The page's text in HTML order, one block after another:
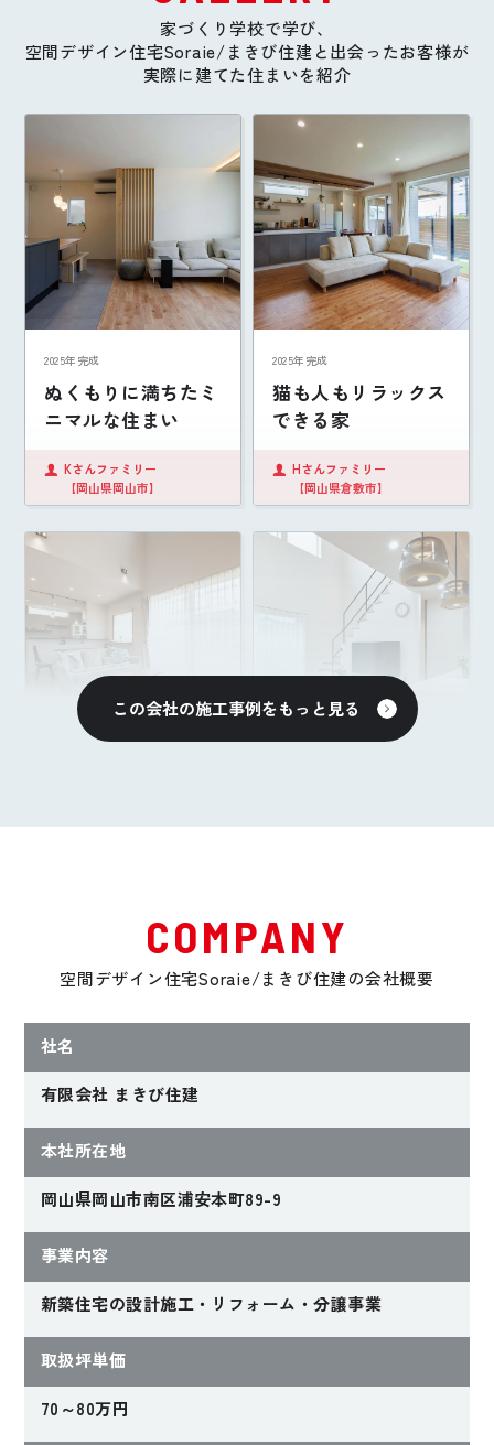
家づくり学校で学び、
空間デザイン住宅Soraie/まきび住建と出会ったお客様が
実際に建てた住まいを紹介
2025年完成
ぬくもりに満ちたミ
ニマルな住まい
Kさんファミリー
【岡山県岡山市】
2025年完成
猫も人もリラックス
できる家
Hさんファミリー
【岡山県倉敷市】
2025年完成
自然素材×モノトー
ンコーデの住まい
Kさんファミリー
2024年完成
暮らしの幅が広がる
Uさんファミリー
この会社の施工事例をもっと見る
COMPANY
空間デザイン住宅Soraie/まきび住建の会社概要
社名
有限会社 まきび住建
本社所在地
岡山県岡山市南区浦安本町89-9
事業内容
新築住宅の設計施工・リフォーム・分譲事業
取扱坪単価
70～80万円